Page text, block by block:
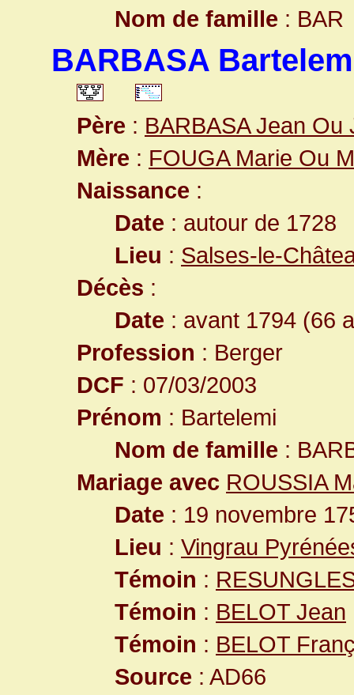
Nom de famille : BAR
BARBASA
Père : BARBASA Jean Ou
Mère : FOUGA Marie Ou
Naissance :
Date : autour de 1728
Lieu : Salses-le-
Décès :
Date : avant 1794 (66
Profession : Berger
DCF : 07/03/2003
Prénom : Bartelemi
Nom de famille :
Mariage avec ROUSSIA
Date : 19 novembre
Lieu : Vingrau
Témoin :
Témoin : BELOT Jean
Témoin : BELOT
Source : AD66